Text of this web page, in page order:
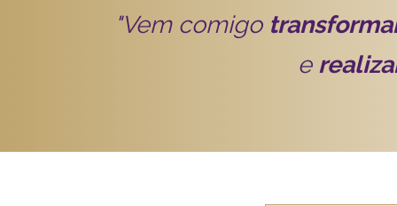
"Vem comigo
e